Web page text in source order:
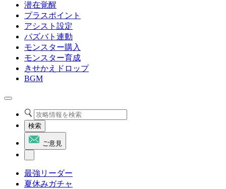
潜在覚醒
プラスポイント
アシスト設定
パズバト連動
モンスター購入
モンスター育成
きせかえドロップ
BGM
検索
ご意見
最強リーダー
夏休みガチャ